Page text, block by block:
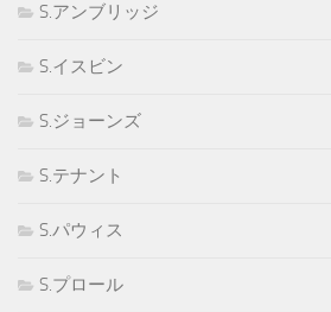
S.アンブリッジ
S.イスビン
S.ジョーンズ
S.テナント
S.パウィス
S.プロール